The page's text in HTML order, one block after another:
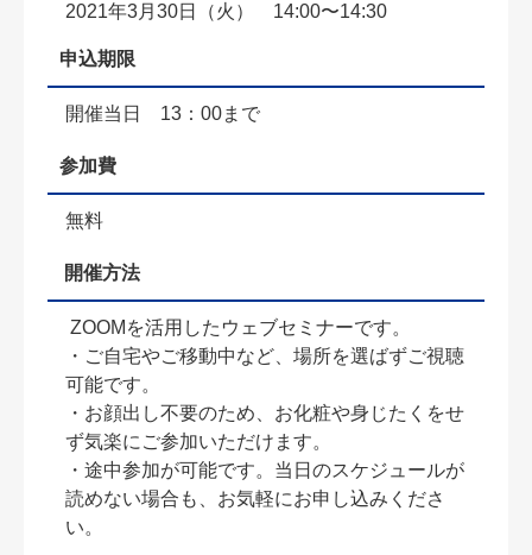
2021年3月30日（火） 14:00〜14:30
申込期限
開催当日 13：00まで
参加費
無料
開催方法
ZOOMを活用したウェブセミナーです。
・ご自宅やご移動中など、場所を選ばずご視聴
可能です。
・お顔出し不要のため、お化粧や身じたくをせ
ず気楽にご参加いただけます。
・途中参加が可能です。当日のスケジュールが
読めない場合も、お気軽にお申し込みくださ
い。